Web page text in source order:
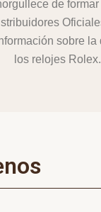
de
sobre
los relojes Rolex.